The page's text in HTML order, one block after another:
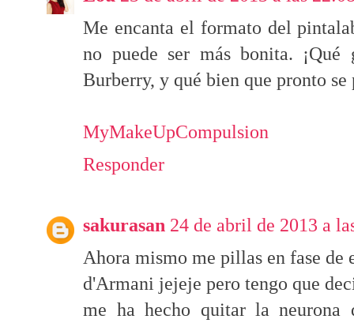
Me encanta el formato del
no puede ser más bonita. ¡Qué
Burberry, y qué bien que pronto
MyMakeUpCompulsion
Responder
sakurasan 24 de abril de 2013 a
Ahora mismo me pillas en fase de
d'Armani jejeje pero tengo que
me ha hecho quitar la neurona